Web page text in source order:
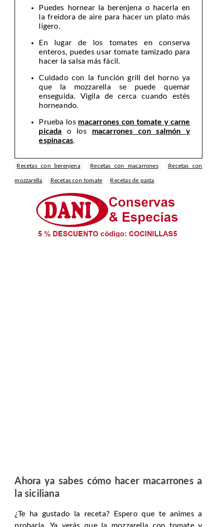
Puedes hornear la berenjena o hacerla en
la freidora de aire para hacer un plato más
ligero.
En lugar de los tomates en conserva
enteros, puedes usar tomate tamizado para
hacer la salsa más fácil.
Cuidado con la función grill del horno ya
que la mozzarella se puede quemar
enseguida. Vigila de cerca cuando estés
horneando.
Prueba los macarrones con tomate y carne
picada o los macarrones con salmón y
espinacas.
Recetas con berenjena Recetas con macarrones Recetas con
mozzarella Recetas con tomate Recetas de pasta
Ahora ya sabes cómo hacer macarrones a
la siciliana
¿Te ha gustado la receta? Espero que te animes a
probarla. Ya verás que la mozzarella con tomate y